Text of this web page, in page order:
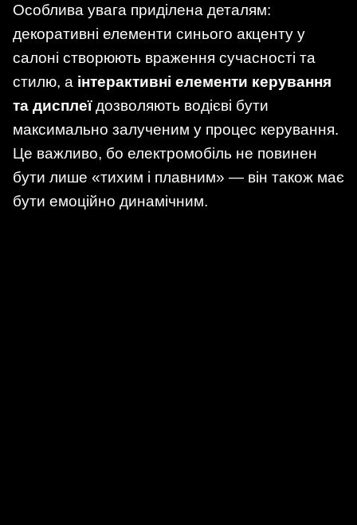
Особлива увага приділена деталям:
декоративні елементи синього акценту у
салоні створюють враження сучасності та
стилю, а інтерактивні елементи керування
та дисплеїдозволяють водієві бути
максимально залученим у процес керування.
Це важливо, бо електромобіль не повинен
бути лише «тихим і плавним» — він також має
бути емоційно динамічним.